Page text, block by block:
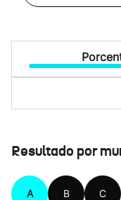
Resultado por
A B C